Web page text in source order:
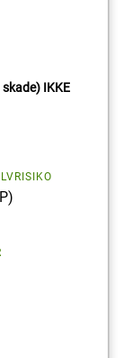
IKKE